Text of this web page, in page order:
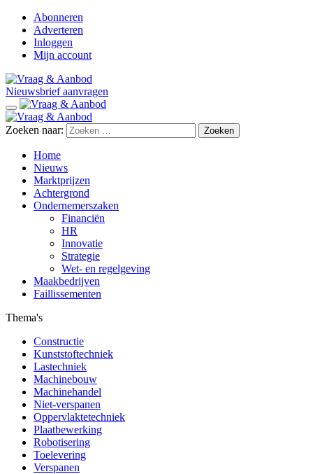
Abonneren
Adverteren
Inloggen
Mijn account
Nieuwsbrief aanvragen
Zoeken naar:
Home
Nieuws
Marktprijzen
Achtergrond
Ondernemerszaken
Financiën
HR
Innovatie
Strategie
Wet- en regelgeving
Maakbedrijven
Faillissementen
Thema's
Constructie
Kunststoftechniek
Lastechniek
Machinebouw
Machinehandel
Niet-verspanen
Oppervlaktetechniek
Plaatbewerking
Robotisering
Toelevering
Verspanen